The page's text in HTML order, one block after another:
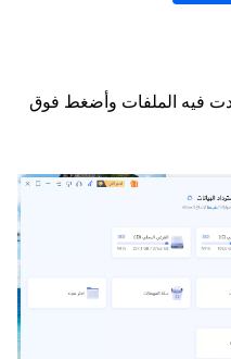
فيه الملفات وأضغط فوق